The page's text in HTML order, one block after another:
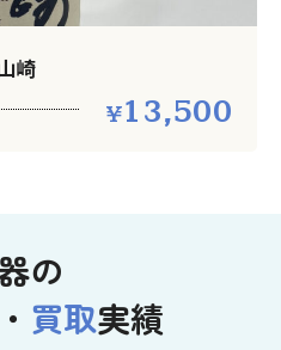
崎
13,500
の
・ 買取実績